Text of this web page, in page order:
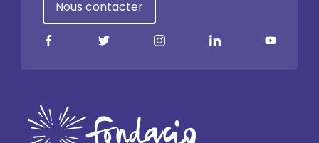
Nous contacter